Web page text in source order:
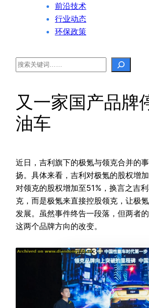
前沿技术
行业动态
环保政策
Search
又一家国产品牌
油车
近日，吉利旗下的极氪与领克合并的
扬。具体来看，吉利对极氪的股权增
对领克的股权增加至51%，换言之吉
克，而是极氪来直接控股领克，让极
发展。虽然事件终告一段落，但两者
这两个品牌方向的改变。